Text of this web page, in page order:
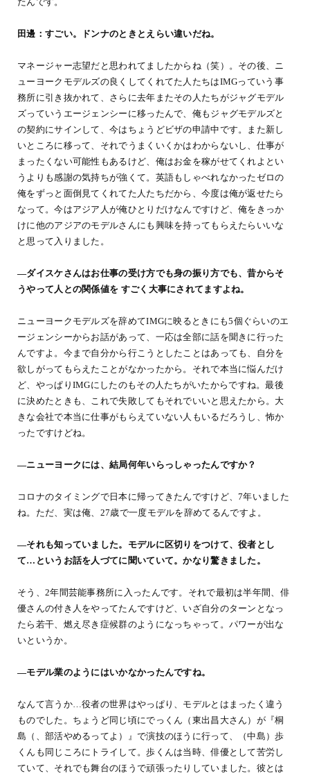
田邊：すごい。ドンナのときとえらい違いだね。
マネージャー志望だと思われてましたからね（笑）。その後、ニ
ューヨークモデルズの良くしてくれてた人たちはIMGっていう事
務所に引き抜かれて、さらに去年またその人たちがジャグモデル
ズっていうエージェンシーに移ったんで、俺もジャグモデルズと
の契約にサインして、今はちょうどビザの申請中です。また新し
いところに移って、それでうまくいくかはわからないし、仕事が
まったくない可能性もあるけど、俺はお金を稼がせてくれよとい
うよりも感謝の気持ちが強くて。英語もしゃべれなかったゼロの
俺をずっと面倒見てくれてた人たちだから、今度は俺が返せたら
なって。今はアジア人が俺ひとりだけなんですけど、俺をきっか
けに他のアジアのモデルさんにも興味を持ってもらえたらいいな
と思って入りました。
―ダイスケさんはお仕事の受け方でも身の振り方でも、昔からそ
うやって人との関係値を すごく大事にされてますよね。
ニューヨークモデルズを辞めてIMGに映るときにも5個ぐらいのエ
ージェンシーからお話があって、一応は全部に話を聞きに行った
んですよ。今まで自分から行こうとしたことはあっても、自分を
欲しがってもらえたことがなかったから。それで本当に悩んだけ
ど、やっぱりIMGにしたのもその人たちがいたからですね。最後
に決めたときも、これで失敗してもそれでいいと思えたから。大
きな会社で本当に仕事がもらえていない人もいるだろうし、怖か
ったですけどね。
―ニューヨークには、結局何年いらっしゃったんですか？
コロナのタイミングで日本に帰ってきたんですけど、7年いました
ね。ただ、実は俺、27歳で一度モデルを辞めてるんですよ。
―それも知っていました。モデルに区切りをつけて、役者とし
て…というお話を人づてに聞いていて。かなり驚きました。
そう、2年間芸能事務所に入ったんです。それで最初は半年間、俳
優さんの付き人をやってたんですけど、いざ自分のターンとなっ
たら若干、燃え尽き症候群のようになっちゃって。パワーが出な
いというか。
―モデル業のようにはいかなかったんですね。
なんて言うか…役者の世界はやっぱり、モデルとはまったく違う
ものでした。ちょうど同じ頃にでっくん（東出昌大さん）が『桐
島（、部活やめるってよ）』で演技のほうに行って、（中島）歩
くんも同じころにトライして。歩くんは当時、俳優として苦労し
ていて、それでも舞台のほうで頑張ったりしていました。彼とは